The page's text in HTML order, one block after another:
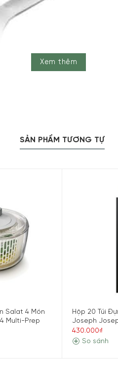
kế tay cầm tiện lợi, nhỏ
Xem thêm
SẢN PHẨM TƯƠNG TỰ
Salat 4 Món
Multi-Prep
Hộp 20 Túi
Joseph
430.000₫
So sánh